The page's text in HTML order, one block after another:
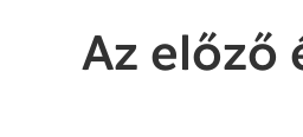
Az előző